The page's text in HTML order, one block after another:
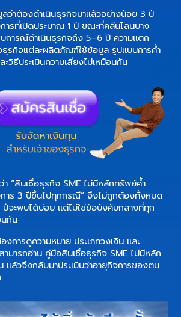
ว่าต้องดำเนินธุรกิจมาแล้วอย่างน้อย 3 ปี
รที่เปิดประมาณ 1 ปี ขณะที่คลีนโลนบาง
บการณ์ดำเนินธุรกิจถึง 5–6 ปี ความแตก
ธุรกิจแต่ละผลิตภัณฑ์ใช้ข้อมูล รูปแบบการค้ำ
วิธีประเมินความเสี่ยงไม่เหมือนกัน
า “สินเชื่อธุรกิจ SME ไม่มีหลักทรัพย์ค้ำ
าร 3 ปีขึ้นไปทุกกรณี” จึงไม่ถูกต้องทั้งหมด
จะพบได้บ่อย แต่ไม่ใช่ข้อบังคับกลางที่ทุก
นกัน
งการดูความหมาย ประเภทวงเงิน และ
ามารถอ่าน คู่มือสินเชื่อธุรกิจ SME ไม่มีหลัก
แล้วจึงกลับมาประเมินว่าอายุกิจการของตน